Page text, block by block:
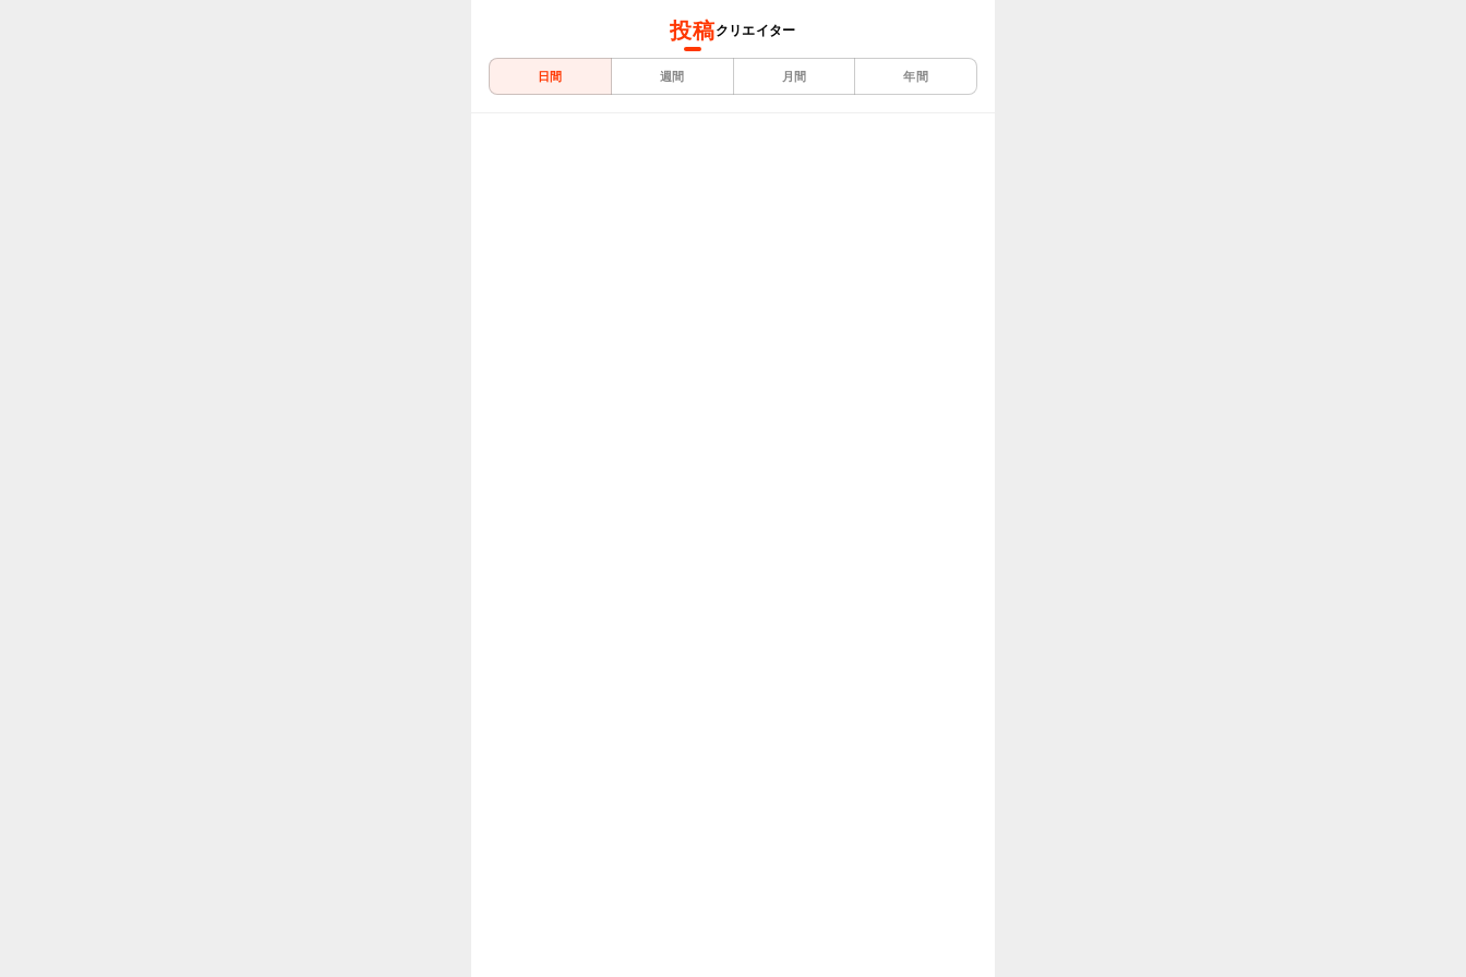
投稿クリエイター
日間 週間 月間 年間